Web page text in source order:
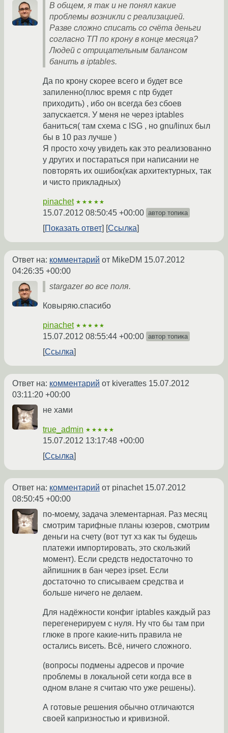
В общем, я так и не понял какие
проблемы возникли с реализацией.
Разве сложно списать со счёта деньги
согласно ТП по крону в конце месяца?
Людей с отрицательным балансом
банить в iptables.
Да по крону скорее всего и будет все
запиленно(плюс время с ntp будет
приходить) , ибо он всегда без сбоев
запускается. У меня не через iptables
баниться( там схема с ISG , но gnu/linux был
бы в 10 раз лучше )
Я просто хочу увидеть как это реализованно
у других и постараться при написании не
повторять их ошибок(как архитектурных, так
и чисто прикладных)
pinachet ★★★★★
15.07.2012 08:50:45 +00:00 автор топика
Показать ответ Ссылка
Ответ на: комментарий от MikeDM 15.07.2012
04:26:35 +00:00
stargazer во все поля.
Ковыряю.спасибо
pinachet ★★★★★
15.07.2012 08:55:44 +00:00 автор топика
Ссылка
Ответ на: комментарий от kiverattes 15.07.2012
03:11:20 +00:00
не хами
true_admin ★★★★★
15.07.2012 13:17:48 +00:00
Ссылка
Ответ на: комментарий от pinachet 15.07.2012
08:50:45 +00:00
по-моему, задача элементарная. Раз месяц
смотрим тарифные планы юзеров, смотрим
деньги на счету (вот тут хз как ты будешь
платежи импортировать, это скользкий
момент). Если средств недостаточно то
айпишник в бан через ipset. Если
достаточно то списываем средства и
больше ничего не делаем.
Для надёжности конфиг iptables каждый раз
перегенерируем с нуля. Ну что бы там при
глюке в проге какие-нить правила не
остались висеть. Всё, ничего сложного.
(вопросы подмены адресов и прочие
проблемы в локальной сети когда все в
одном влане я считаю что уже решены).
А готовые решения обычно отличаются
своей капризностью и кривизной.